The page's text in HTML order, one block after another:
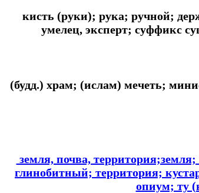
кисть (руки); рука; ручной;
умелец, эксперт; суффикс
(будд.) храм; (ислам) мечеть;
земля, почва,
глинобитный; территория;
опиум; ту